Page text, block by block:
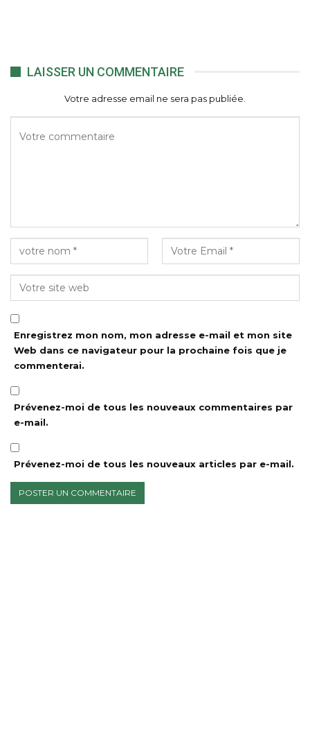
LAISSER UN COMMENTAIRE
Votre adresse email ne sera pas publiée.
Enregistrez mon nom, mon adresse e-mail et mon site
Web dans ce navigateur pour la prochaine fois que je
commenterai.
Prévenez-moi de tous les nouveaux commentaires par
e-mail.
Prévenez-moi de tous les nouveaux articles par e-mail.